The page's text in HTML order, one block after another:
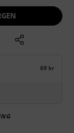
69 kr